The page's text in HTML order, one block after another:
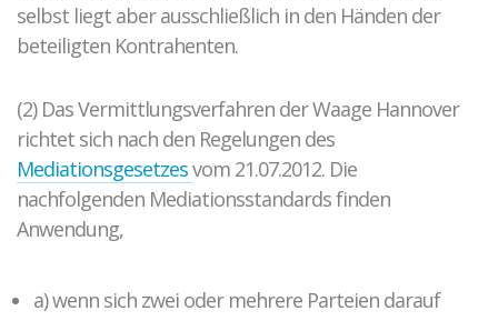
Mediationsausbildung
Grundkurs Mediation
Feedback
Kursarchiv mit Fotos
Mediationsstelle für alle
Fallbeispiel
selbst liegt aber ausschließlich in den Händen der
beteiligten Kontrahenten.
(2) Das Vermittlungsverfahren der Waage Hannover
richtet sich nach den Regelungen des
Mediationsgesetzesvom 21.07.2012. Die
nachfolgenden Mediationsstandards finden
Anwendung,
a) wenn sich zwei oder mehrere Parteien darauf